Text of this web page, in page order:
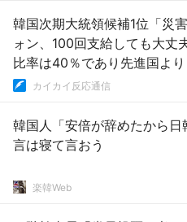
韓国次期大統領候補1位「災
ォン、100回支給しても大丈
比率は40％であり先進国よ
いから」＝韓国の反応
カイカイ反応通信
韓国人「安倍が辞めたから
言は寝て言おう
楽韓Web